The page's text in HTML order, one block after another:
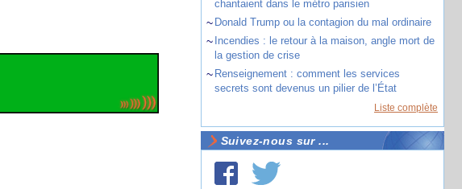
chantaient dans le métro parisien
~ Donald Trump ou la contagion du mal ordinaire
~ Incendies : le retour à la maison, angle mort de
la gestion de crise
~ Renseignement : comment les services
secrets sont devenus un pilier de l’État
Liste complète
Suivez-nous sur ...